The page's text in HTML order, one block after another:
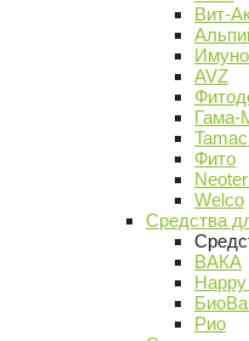
Вит-
AVZ
Гама-
Фито
Welco
Средства
ВАКА
Рио